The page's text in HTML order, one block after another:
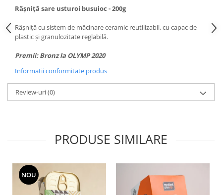
Râșniță sare usturoi busuioc - 200g
Râșniță cu sistem de măcinare ceramic reutilizabil, cu capac de
plastic și granulozitate reglabilă.
Premii: Bronz la OLYMP 2020
Informatii conformitate produs
Review-uri(0)
PRODUSE SIMILARE
NOU